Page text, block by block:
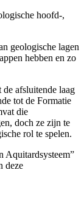
hoofd-,
geologische lagen
hebben en zo
afsluitende laag
tot de Formatie
die
doch ze zijn te
rol te spelen.
Aquitardsysteem”
deze